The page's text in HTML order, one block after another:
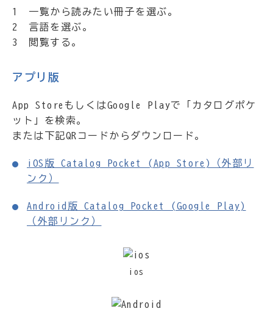
1 一覧から読みたい冊子を選ぶ。
2 言語を選ぶ。
3 閲覧する。
アプリ版
App StoreもしくはGoogle Playで「カタログポケ
ット」を検索。
または下記QRコードからダウンロード。
iOS版 Catalog Pocket (App Store)（外部リ
ンク）
Android版 Catalog Pocket (Google Play)
（外部リンク）
ios